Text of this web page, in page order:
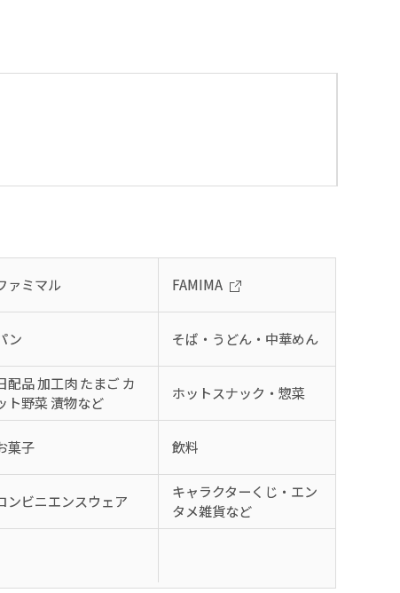
ァミマル FAMIMA
ン そば・うどん・中華めん
配品 加工肉 たまご カ
ト野菜 漬物など
ホットスナック・惣菜
菓子 飲料
ンビニエンスウェア
キャラクターくじ・エン
タメ雑貨など